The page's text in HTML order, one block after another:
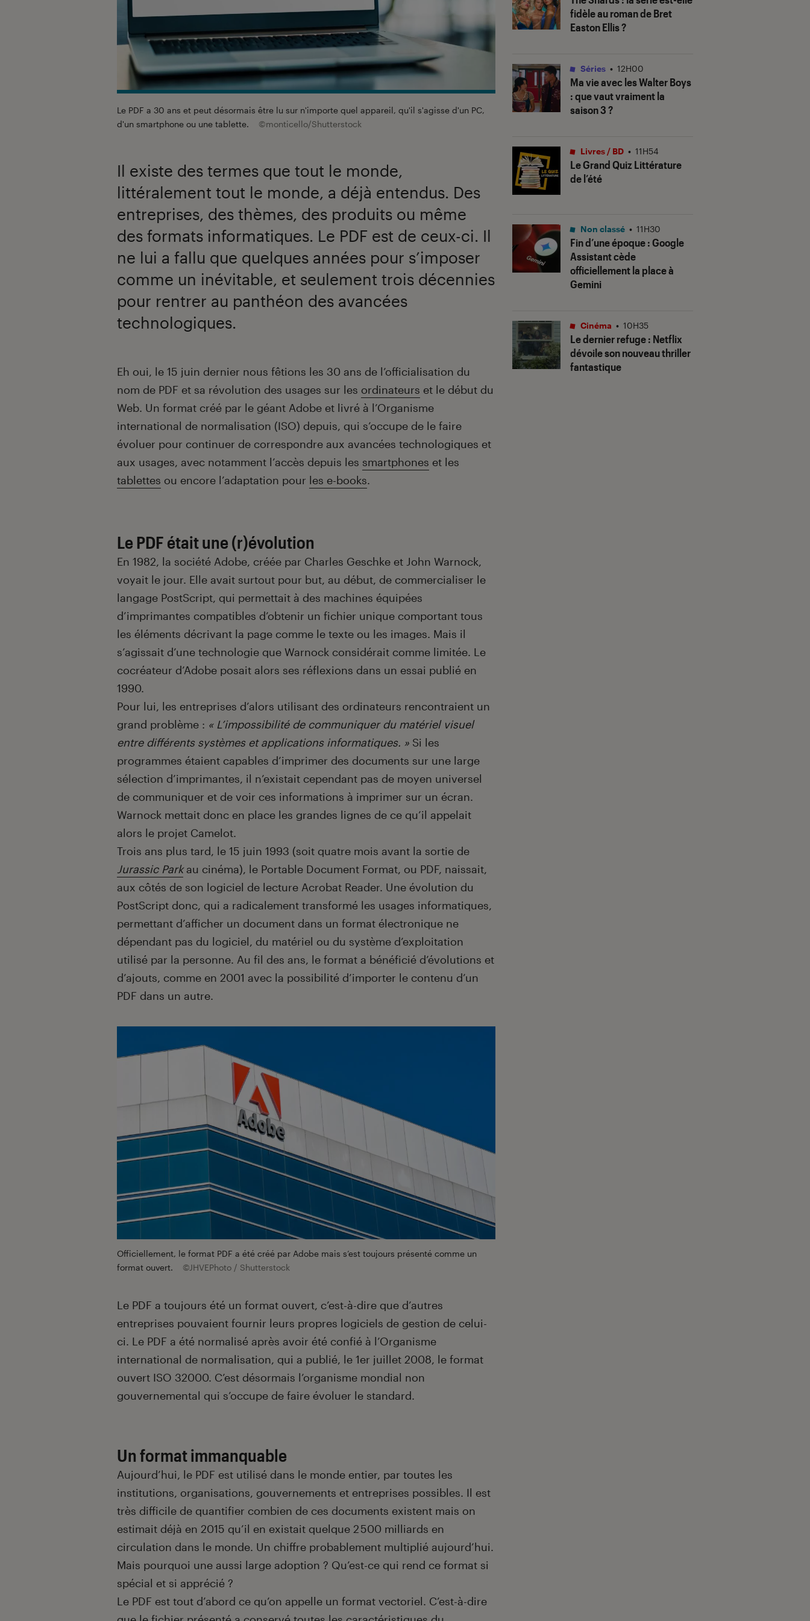
Le PDF a 30 ans et peut désormais être lu sur n'importe quel appareil, qu'il s'agisse d'un PC,
d'un smartphone ou une tablette.
©monticello/Shutterstock
Il existe des termes que tout le monde,
littéralement tout le monde, a déjà entendus. Des
entreprises, des thèmes, des produits ou même
des formats informatiques. Le PDF est de ceux-ci. Il
ne lui a fallu que quelques années pour s’imposer
comme un inévitable, et seulement trois décennies
pour rentrer au panthéon des avancées
technologiques.
Introduction
Eh oui, le 15 juin dernier nous fêtions les 30 ans de l’officialisation du
nom de PDF et sa révolution des usages sur les ordinateurs et le début du
Web. Un format créé par le géant Adobe et livré à l’Organisme
international de normalisation (ISO) depuis, qui s’occupe de le faire
évoluer pour continuer de correspondre aux avancées technologiques et
aux usages, avec notamment l’accès depuis les smartphones et les
tablettes ou encore l’adaptation pour les e-books.
Le PDF était une (r)évolution
En 1982, la société Adobe, créée par Charles Geschke et John Warnock,
voyait le jour. Elle avait surtout pour but, au début, de commercialiser le
langage PostScript, qui permettait à des machines équipées
d’imprimantes compatibles d’obtenir un fichier unique comportant tous
les éléments décrivant la page comme le texte ou les images. Mais il
s’agissait d’une technologie que Warnock considérait comme limitée. Le
cocréateur d’Adobe posait alors ses réflexions dans un essai publié en
1990.
Pour lui, les entreprises d’alors utilisant des ordinateurs rencontraient un
grand problème : « L’impossibilité de communiquer du matériel visuel
entre différents systèmes et applications informatiques. » Si les
programmes étaient capables d’imprimer des documents sur une large
sélection d’imprimantes, il n’existait cependant pas de moyen universel
de communiquer et de voir ces informations à imprimer sur un écran.
Warnock mettait donc en place les grandes lignes de ce qu’il appelait
alors le projet Camelot.
Trois ans plus tard, le 15 juin 1993 (soit quatre mois avant la sortie de
Jurassic Parkau cinéma), le Portable Document Format, ou PDF, naissait,
aux côtés de son logiciel de lecture Acrobat Reader. Une évolution du
PostScript donc, qui a radicalement transformé les usages informatiques,
permettant d’afficher un document dans un format électronique ne
dépendant pas du logiciel, du matériel ou du système d’exploitation
utilisé par la personne. Au fil des ans, le format a bénéficié d’évolutions et
d’ajouts, comme en 2001 avec la possibilité d’importer le contenu d’un
PDF dans un autre.
Officiellement, le format PDF a été créé par Adobe mais s’est toujours présenté comme un
format ouvert.
©JHVEPhoto / Shutterstock
Le PDF a toujours été un format ouvert, c’est-à-dire que d’autres
entreprises pouvaient fournir leurs propres logiciels de gestion de celui-
ci. Le PDF a été normalisé après avoir été confié à l’Organisme
international de normalisation, qui a publié, le 1er juillet 2008, le format
ouvert ISO 32000. C’est désormais l’organisme mondial non
gouvernemental qui s’occupe de faire évoluer le standard.
Un format immanquable
Aujourd’hui, le PDF est utilisé dans le monde entier, par toutes les
institutions, organisations, gouvernements et entreprises possibles. Il est
très difficile de quantifier combien de ces documents existent mais on
estimait déjà en 2015 qu’il en existait quelque 2 500 milliards en
circulation dans le monde. Un chiffre probablement multiplié aujourd’hui.
Mais pourquoi une aussi large adoption ? Qu’est-ce qui rend ce format si
spécial et si apprécié ?
Le PDF est tout d’abord ce qu’on appelle un format vectoriel. C’est-à-dire
fidèle au roman de Bret
Easton Ellis ?
Ma vie avec les Walter Boys
: que vaut vraiment la
saison 3 ?
Séries • 12H00
Le Grand Quiz Littérature
de l’été
Livres / BD • 11H54
Fin d’une époque : Google
Assistant cède
officiellement la place à
Gemini
Non classé • 11H30
Le dernier refuge: Netflix
dévoile son nouveau thriller
fantastique
Cinéma • 10H35